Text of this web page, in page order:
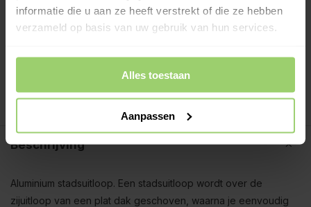
informatie die u aan ze heeft verstrekt of die ze hebben
verzameld op basis van uw gebruik van hun services.
Alles toestaan
Aanpassen
Kies zelf je leverdatum bij het afrekenen!
Ook op zaterdag bezorgd!
Deskundig advies!
Betaal achteraf, geen aanbetaling!
Meer dan 10 jaar tevreden shoppers!
Beschrijving
Aluminium stadsuitloop. Een stadsuitloop wordt over de
zijuitloop van een plat dak geschoven, waarna je eenvoudig